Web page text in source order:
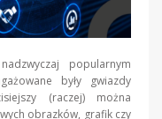
popularnym
były gwiazdy
(raczej) można
obrazków, grafik czy